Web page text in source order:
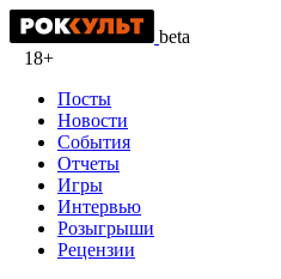
beta
18+
Посты
Новости
События
Отчеты
Игры
Интервью
Розыгрыши
Рецензии